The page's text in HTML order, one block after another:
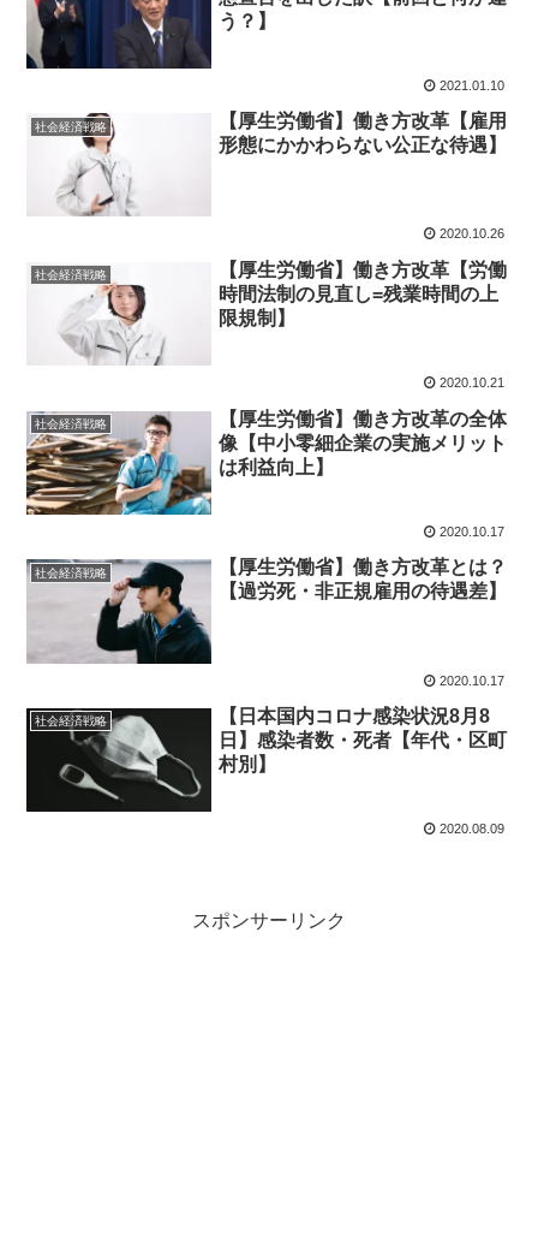
う？】
2021.01.10
社会経済戦略
【厚生労働省】働き方改革【雇用
形態にかかわらない公正な待遇】
2020.10.26
社会経済戦略
【厚生労働省】働き方改革【労働
時間法制の見直し=残業時間の上
限規制】
2020.10.21
社会経済戦略
【厚生労働省】働き方改革の全体
像【中小零細企業の実施メリット
は利益向上】
2020.10.17
社会経済戦略
【厚生労働省】働き方改革とは？
【過労死・非正規雇用の待遇差】
2020.10.17
社会経済戦略
【日本国内コロナ感染状況8月8
日】感染者数・死者【年代・区町
村別】
2020.08.09
スポンサーリンク